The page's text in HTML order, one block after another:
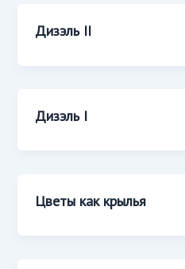
Дизэль II
Дизэль I
Цветы как крылья